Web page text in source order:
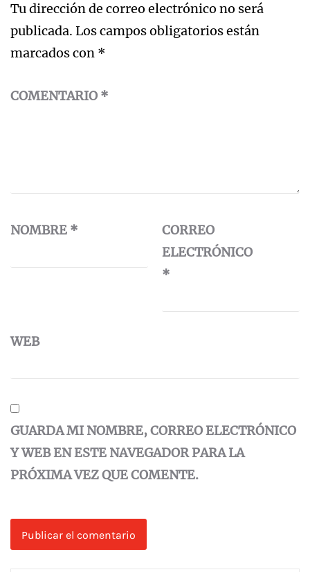
Tu dirección de correo electrónico no será
publicada. Los campos obligatorios están
marcados con *
COMENTARIO *
NOMBRE *
CORREO
ELECTRÓNICO
*
WEB
GUARDA MI NOMBRE, CORREO ELECTRÓNICO
Y WEB EN ESTE NAVEGADOR PARA LA
PRÓXIMA VEZ QUE COMENTE.